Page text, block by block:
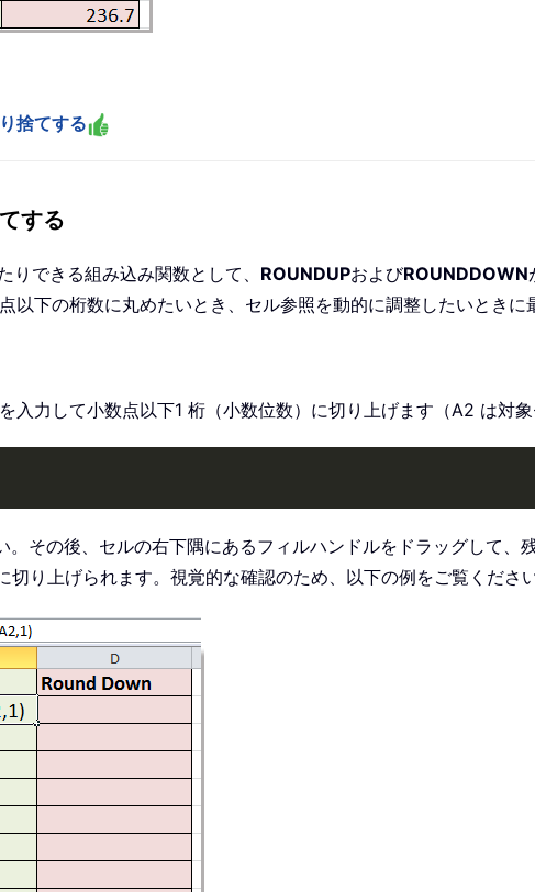
捨てする
する
できる組み込み関数として、 ROUNDUPおよびROUNDDOWN
下の桁数に丸めたいとき、セル参照を動的に調整したいときに
入力して小数点以下1 桁（小数位数）に切り上げます（A2 は対象
。その後、セルの右下隅にあるフィルハンドルをドラッグして、
り上げられます。視覚的な確認のため、以下の例をご覧くださ